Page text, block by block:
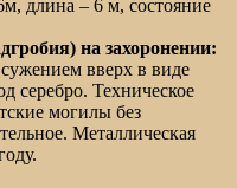
длина – 6 м, состояние
на захоронении:
вверх в виде
серебро. Техническое
могилы без
Металлическая